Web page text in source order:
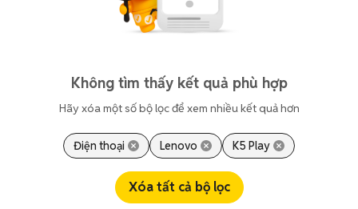
Không tìm thấy kết quả phù hợp
Hãy xóa một số bộ lọc để xem nhiều kết quả hơn
Điện thoại Lenovo K5 Play
Xóa tất cả bộ lọc